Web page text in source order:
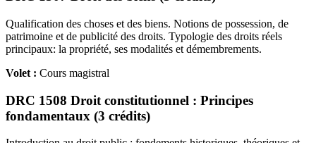
Qualification des choses et des biens. Notions de possession, de
patrimoine et de publicité des droits. Typologie des droits réels
principaux: la propriété, ses modalités et démembrements.
Volet : Cours magistral
DRC 1508 Droit constitutionnel : Principes
fondamentaux (3 crédits)